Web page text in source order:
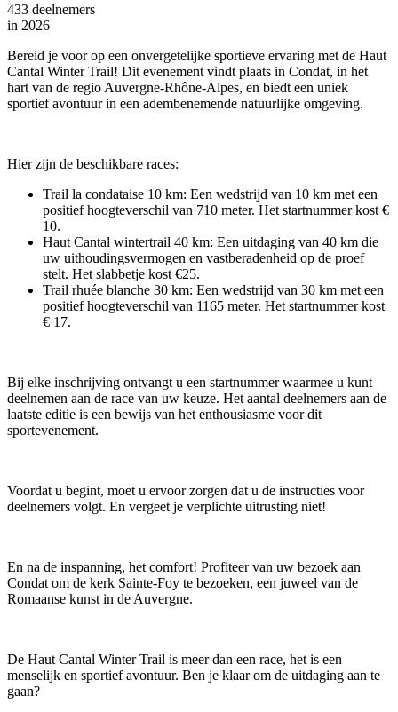
433 deelnemers
in 2026
Bereid je voor op een onvergetelijke sportieve ervaring met de Haut
Cantal Winter Trail! Dit evenement vindt plaats in Condat, in het
hart van de regio Auvergne-Rhône-Alpes, en biedt een uniek
sportief avontuur in een adembenemende natuurlijke omgeving.
Hier zijn de beschikbare races:
Trail la condataise 10 km: Een wedstrijd van 10 km met een
positief hoogteverschil van 710 meter. Het startnummer kost €
10.
Haut Cantal wintertrail 40 km: Een uitdaging van 40 km die
uw uithoudingsvermogen en vastberadenheid op de proef
stelt. Het slabbetje kost €25.
Trail rhuée blanche 30 km: Een wedstrijd van 30 km met een
positief hoogteverschil van 1165 meter. Het startnummer kost
€ 17.
Bij elke inschrijving ontvangt u een startnummer waarmee u kunt
deelnemen aan de race van uw keuze. Het aantal deelnemers aan de
laatste editie is een bewijs van het enthousiasme voor dit
sportevenement.
Voordat u begint, moet u ervoor zorgen dat u de instructies voor
deelnemers volgt. En vergeet je verplichte uitrusting niet!
En na de inspanning, het comfort! Profiteer van uw bezoek aan
Condat om de kerk Sainte-Foy te bezoeken, een juweel van de
Romaanse kunst in de Auvergne.
De Haut Cantal Winter Trail is meer dan een race, het is een
menselijk en sportief avontuur. Ben je klaar om de uitdaging aan te
gaan?